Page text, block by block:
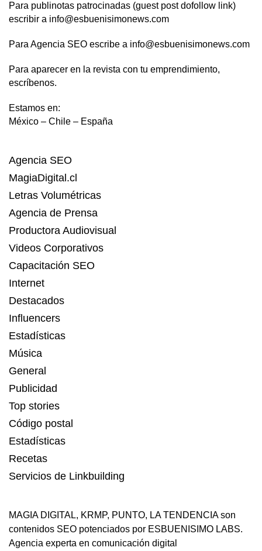
Para publinotas patrocinadas (guest post dofollow link)
escribir a info@esbuenisimonews.com
Para Agencia SEO escribe a info@esbuenisimonews.com
Para aparecer en la revista con tu emprendimiento,
escríbenos.
Estamos en:
México – Chile – España
Agencia SEO
MagiaDigital.cl
Letras Volumétricas
Agencia de Prensa
Productora Audiovisual
Videos Corporativos
Capacitación SEO
Internet
Destacados
Influencers
Estadísticas
Música
General
Publicidad
Top stories
Código postal
Estadísticas
Recetas
Servicios de Linkbuilding
MAGIA DIGITAL, KRMP, PUNTO, LA TENDENCIAson
contenidos SEO potenciados por ESBUENISIMO LABS.
Agencia experta en comunicación digital